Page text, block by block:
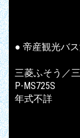
● 帝産観光バ
三菱ふそう／
P-MS725S
年式不詳